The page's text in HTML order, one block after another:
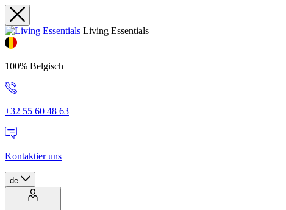
Living Essentials
100% Belgisch
+32 55 60 48 63
Kontaktier uns
de